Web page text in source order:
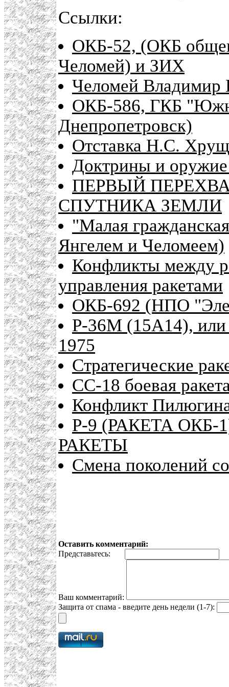
Ссылки:
ОКБ-52, (ОКБ
Челомей) и ЗИХ
Челомей Владимир
ОКБ-586, ГКБ
Днепропетровск)
Отставка Н.С.
Доктрины и
ПЕРВЫЙ
СПУТНИКА ЗЕМЛИ
"Малая
Янгелем и Челомеем)
Конфликты между
управления ракетами
ОКБ-692 (НПО
Р-36М (15А14), или
1975
Стратегические
CC-18 боевая
Конфликт
Р-9 (РАКЕТА ОКБ-
РАКЕТЫ
Смена поколений
Оставить комментарий:
Представьтесь:
Ваш комментарий:
Защита от спама - введите день недели (1-7):